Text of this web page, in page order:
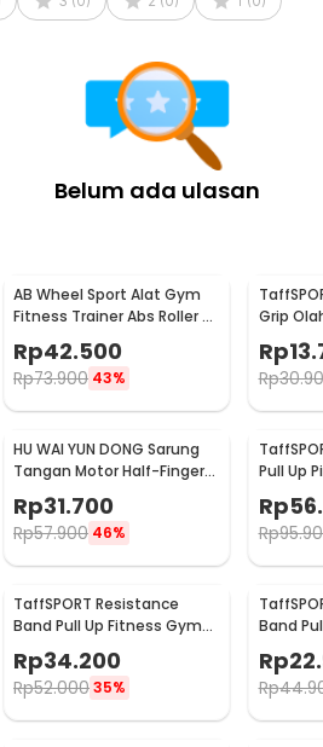
pembelian produk ini:
Belum ada ulasan
AB Wheel Sport Alat Gym
Fitness Trainer Abs Roller -
Rp42.500
Rp73.900 43%
Grip
60kg -
Rp
Rp
HU WAI YUN DONG Sarung
Tangan Motor Half-Finger
Anti Slip Riding Glove L -
HWYD
Rp31.700
Rp57.900 46%
Pull Up
Solid
Rp
Rp
TaffSPORT Resistance
Band Pull Up Fitness Gym
Yoga Pilates Latex Size L -
Y66OR
Rp34.200
Rp52.00035%
Band
Y66OR
Rp
Rp